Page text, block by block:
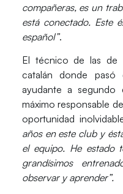
compañeras, es un
está conectado. Este
español”.
El técnico de las de
catalán donde
ayudante a
máximo responsable
oportunidad
años en este club y
el equipo. He estado
grandísimos
observar y aprender”.